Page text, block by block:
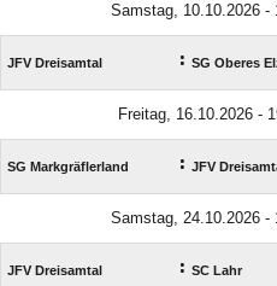
Samstag, 10.10.2026 -
JFV Dreisamtal : SG Oberes
Freitag, 16.10.2026 -
SG Markgräflerland : JFV
Samstag, 24.10.2026 -
JFV Dreisamtal : SC Lahr